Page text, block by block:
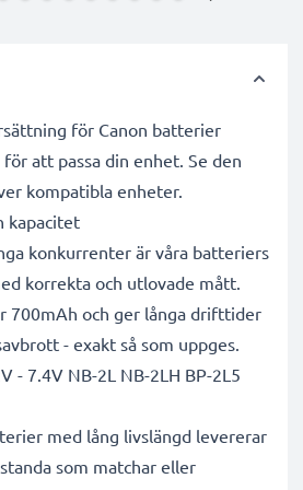
för Canon batterier
att passa din enhet. Se den
kompatibla enheter.
kapacitet
konkurrenter är våra batteriers
korrekta och utlovade mått.
700mAh och ger långa drifttider
- exakt så som uppges.
- 7.4V NB-2L NB-2LH BP-2L5
med lång livslängd levererar
som matchar eller